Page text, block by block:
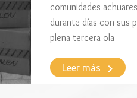
comunidades
durante días con sus
plena tercera ola
Leer más keyboard_arrow_right